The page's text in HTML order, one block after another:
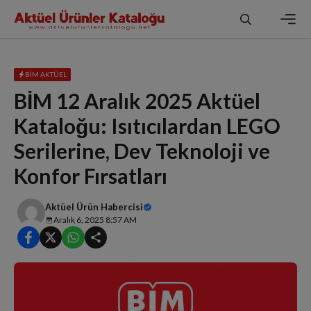
atla
BIM AKTÜEL
BİM 12 Aralık 2025 Aktüel
Kataloğu: Isıtıcılardan LEGO
Serilerine, Dev Teknoloji ve
Konfor Fırsatları
Aktüel Ürün Habercisi
Aralık 6, 2025 8:57 AM